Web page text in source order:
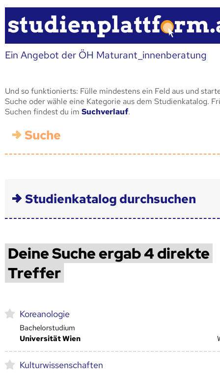
Ein Angebot der ÖH Maturant_innenberatung
Und so funktionierts: Fülle mindestens ein Feld aus und
Suche oder wähle eine Kategorie aus dem Studienkatalog.
Suchen findest du im Suchverlauf.
Suche
Studienkatalog durchsuchen
Deine Suche ergab 4 direkte
Treffer
Koreanologie
Bachelorstudium
Universität Wien
Kulturwissenschaften